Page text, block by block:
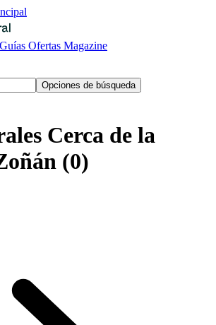
Guías Ofertas Magazine
Opciones de búsqueda
Cerca de la
(0)